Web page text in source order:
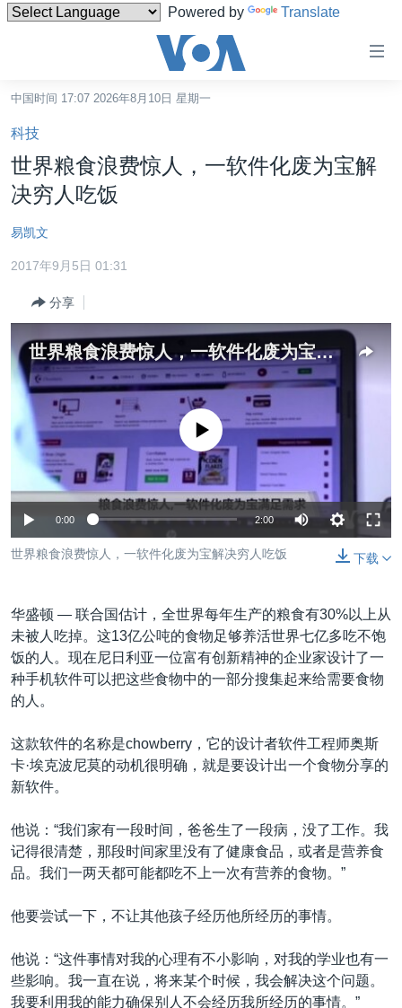
Powered by Translate
碍
链
接
转
内
容
到
导
中国
最新国际新闻
印太
中东
欧洲
非洲
美洲
全球议题
分类新闻
经济·金融·贸易
人权·法律·宗教
科教·文娱·体健
军事
劳工
环境
美中关系
热点专题
白宫要闻
国会报道
美中关系
美国建国250周年
埃博拉疫情
台海两岸关系
南中国海争端
关注西藏
GEN Z 看美国
VOA视频
VOA今日焦点
中文广播
关注我们
其他语言网站
中国时间 17:07 2026年8月10日 星期一
科技
世界粮食浪费惊人，一软件化废为宝解
决穷人吃饭
易凯文
2017年9月5日 01:31
分享
世界粮食浪费惊人，一软件化废为宝解决穷人吃饭
没有媒体可用资源
0:00 2:00
下载
世界粮食浪费惊人，一软件化废为宝解决穷人吃饭
华盛顿 — 联合国估计，全世界每年生产的粮食有30%以上从
未被人吃掉。这13亿公吨的食物足够养活世界七亿多吃不饱
饭的人。现在尼日利亚一位富有创新精神的企业家设计了一
种手机软件可以把这些食物中的一部分搜集起来给需要食物
的人。
这款软件的名称是chowberry，它的设计者软件工程师奥斯
卡·埃克波尼莫的动机很明确，就是要设计出一个食物分享的
新软件。
他说：“我们家有一段时间，爸爸生了一段病，没了工作。我
记得很清楚，那段时间家里没有了健康食品，或者是营养食
品。我们一两天都可能都吃不上一次有营养的食物。”
他要尝试一下，不让其他孩子经历他所经历的事情。
他说：“这件事情对我的心理有不小影响，对我的学业也有一
些影响。我一直在说，将来某个时候，我会解决这个问题。
我要利用我的能力确保别人不会经历我所经历的事情。”